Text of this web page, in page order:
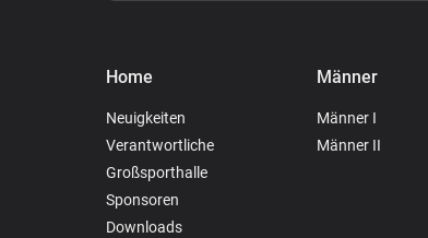
Home
Neuigkeiten
Verantwortliche
Großsporthalle
Sponsoren
Downloads
Männer
Männer I
Männer II